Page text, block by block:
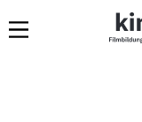
Navigation
zum
zur